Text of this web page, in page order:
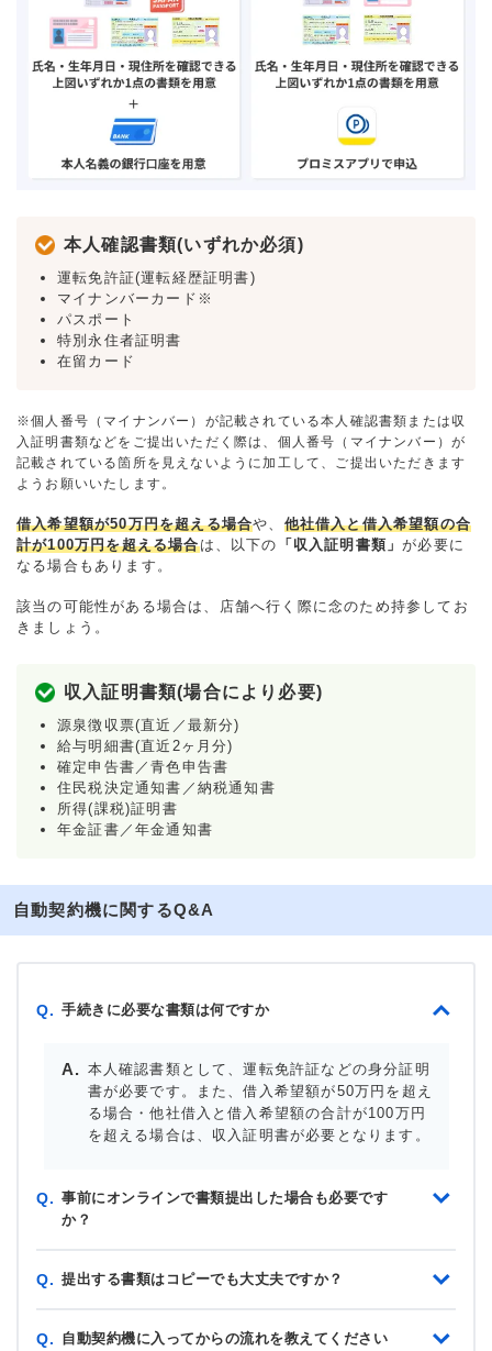
本人確認書類(いずれか必須)
運転免許証(運転経歴証明書)
マイナンバーカード※
パスポート
特別永住者証明書
在留カード
※個人番号（マイナンバー）が記載されている本人確認書類または収
入証明書類などをご提出いただく際は、個人番号（マイナンバー）が
記載されている箇所を見えないように加工して、ご提出いただきます
ようお願いいたします。
借入希望額が50万円を超える場合や、 他社借入と借入希望額の合
計が100万円を超える場合は、以下の 「収入証明書類」が必要に
なる場合もあります。
該当の可能性がある場合は、店舗へ行く際に念のため持参してお
きましょう。
収入証明書類(場合により必要)
源泉徴収票(直近／最新分)
給与明細書(直近2ヶ月分)
確定申告書／青色申告書
住民税決定通知書／納税通知書
所得(課税)証明書
年金証書／年金通知書
自動契約機に関するQ&A
Q. 手続きに必要な書類は何ですか
本人確認書類として、運転免許証などの身分証明
書が必要です。また、借入希望額が50万円を超え
る場合・他社借入と借入希望額の合計が100万円
を超える場合は、収入証明書が必要となります。
Q. 事前にオンラインで書類提出した場合も必要です
か？
Q. 提出する書類はコピーでも大丈夫ですか？
Q. 自動契約機に入ってからの流れを教えてください